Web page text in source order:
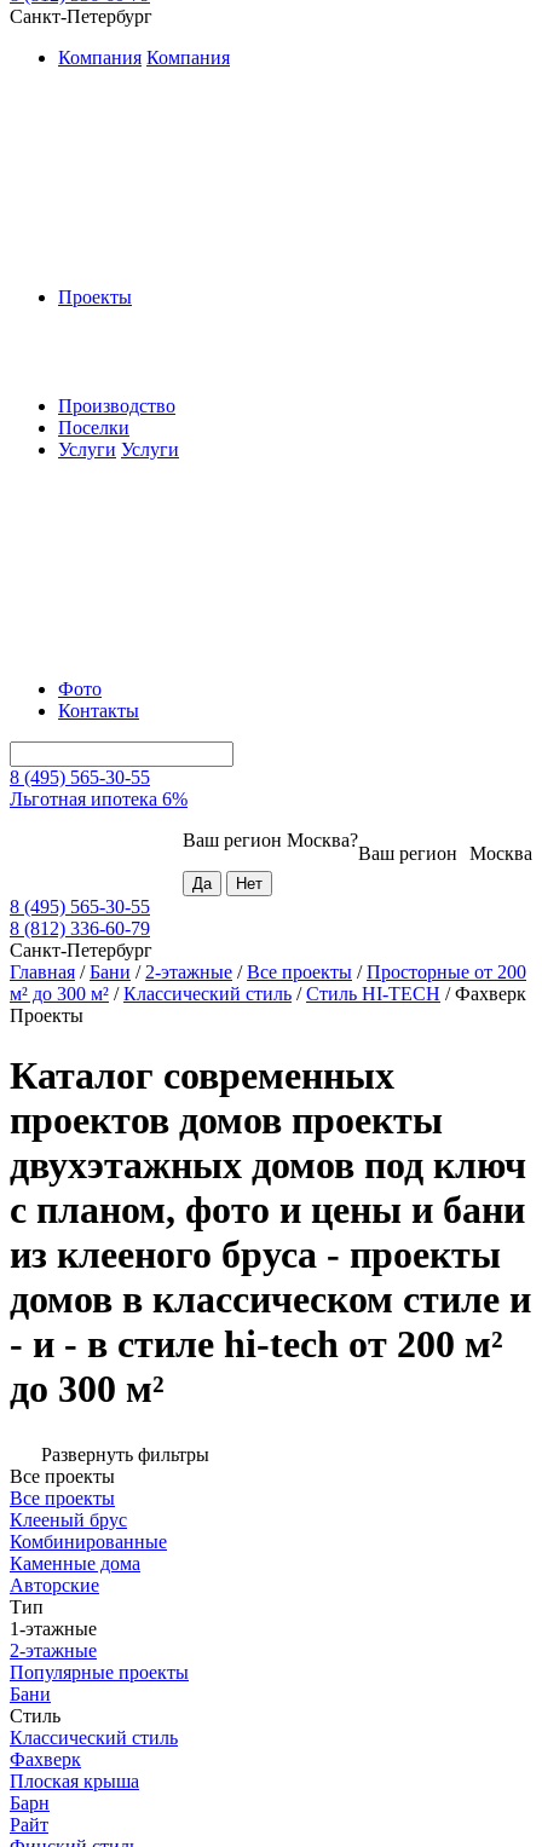
Санкт-Петербург
Компания Компания
Проекты
Производство
Поселки
Услуги Услуги
Фото
Контакты
8 (495) 565-30-55
Льготная ипотека 6%
Москва
Ваш регион
Ваш регион Москва?
8 (495) 565-30-55
8 (812) 336-60-79
Санкт-Петербург
Главная /Бани / 2-этажные /Все проекты /Просторные от 200
м² до 300 м² /Классический стиль /Стиль HI-TECH /Фахверк
Проекты
Каталог современных
проектов домов проекты
двухэтажных домов под ключ
с планом, фото и цены и бани
из клееного бруса - проекты
домов в классическом стиле и
- и - в стиле hi-tech от 200 м²
до 300 м²
Развернуть фильтры
Все проекты
Все проекты
Клееный брус
Комбинированные
Каменные дома
Авторские
Тип
1-этажные
2-этажные
Популярные проекты
Бани
Стиль
Классический стиль
Фахверк
Плоская крыша
Барн
Райт